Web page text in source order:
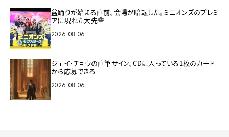
盆踊りが始まる直前、会場が暗転した。ミニオンズのプレミ
アに現れた大先輩
2026.08.06
ジェイ・チョウの直筆サイン、CDに入っている1枚のカード
から応募できる
2026.08.06